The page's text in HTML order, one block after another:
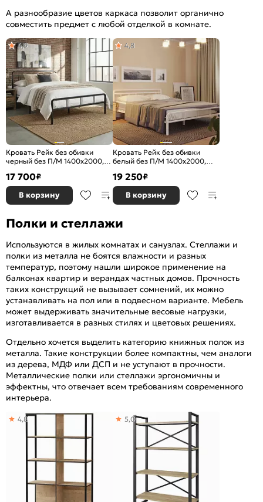
А разнообразие цветов каркаса позволит органично
совместить предмет с любой отделкой в комнате.
Кровать Рейк без обивки
черный без П/М 1400x2000,
изголовье жесткое
4,9
17 700₽
В корзину
Кровать Рейк без обивки
белый без П/М 1400x2000,
изголовье жесткое
4,8
19 250₽
В корзину
Полки и стеллажи
Используются в жилых комнатах и санузлах. Стеллажи и
полки из металла не боятся влажности и разных
температур, поэтому нашли широкое применение на
балконах квартир и верандах частных домов. Прочность
таких конструкций не вызывает сомнений, их можно
устанавливать на пол или в подвесном варианте. Мебель
может выдерживать значительные весовые нагрузки,
изготавливается в разных стилях и цветовых решениях.
Отдельно хочется выделить категорию книжных полок из
металла. Такие конструкции более компактны, чем аналоги
из дерева, МДФ или ДСП и не уступают в прочности.
Металлические полки или стеллажи эргономичны и
эффектны, что отвечает всем требованиям современного
интерьера.
4,8 5,0